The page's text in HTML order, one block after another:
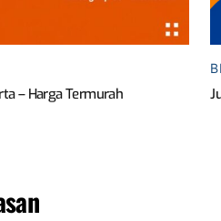
– Harga Termurah